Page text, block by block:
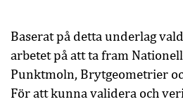
Baserat på detta underlag
arbetet på att ta fram
Punktmoln, Brytgeometrier
För att kunna validera och